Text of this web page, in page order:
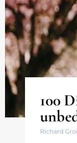
100
Richard